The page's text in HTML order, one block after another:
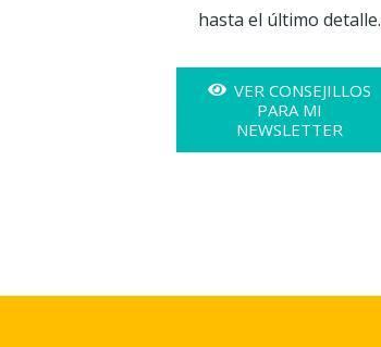
hasta el último detalle.
VER CONSEJILLOS
PARA MI
NEWSLETTER